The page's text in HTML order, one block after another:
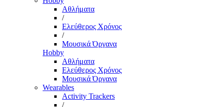
Αθλήματα
/
Ελεύθερος Χρόνος
/
Μουσικά Όργανα
Hobby
Αθλήματα
Ελεύθερος Χρόνος
Μουσικά Όργανα
Wearables
Activity Trackers
/